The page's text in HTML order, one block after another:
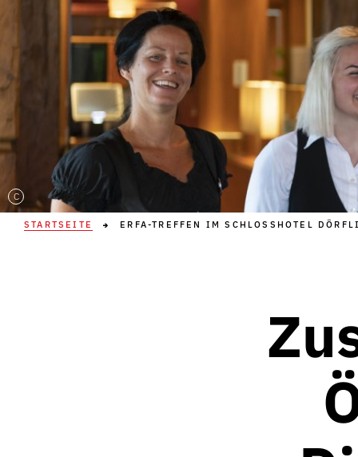
C
STARTSEITE ERFA-TREFFEN IM SCHLOSSHOTEL